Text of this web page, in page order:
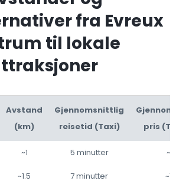
fra Evreux
til lokale
Avstand
(km)
Gjennomsnittlig
reisetid (Taxi)
pris
~1 5 minutter ~8
~1.5 7 minutter ~10